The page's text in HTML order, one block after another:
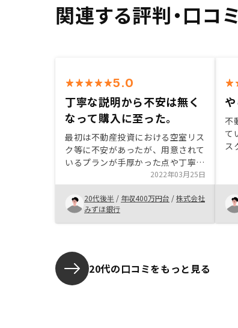
関連する評判・口コミ
5.0
丁寧な説明から不安は無く
なって購入に至った。
最初は不動産投資における空室リス
ク等に不安があったが、用意されて
いるプランが手厚かった点や丁寧な
市況説明によりリターンに対して許
容範囲内であると感じ購入に至っ
た。また紹介いただいた不動産の立
地も魅力があり、業界トップ水準で
ある点も信頼できた。
2022年03月25日
20代後半 / 年収400万円台 /株式会社
みずほ銀行
不
て
ス
ポ
か
つ
20代の口コミをもっと見る